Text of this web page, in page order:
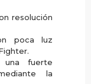
resolución
poca luz
una fuerte
la